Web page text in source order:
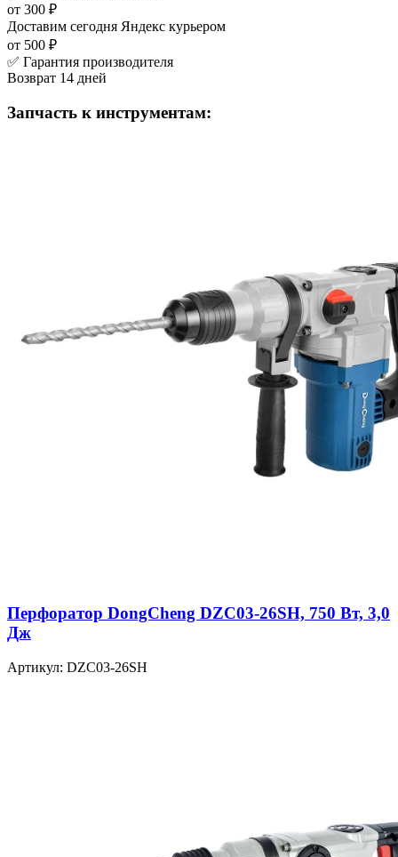
от 300 ₽
Доставим сегодня Яндекс курьером
от 500 ₽
✅ Гарантия производителя
Возврат 14 дней
Запчасть к инструментам:
Перфоратор DongCheng DZC03-26SH, 750 Вт, 3,0
Дж
Артикул: DZC03-26SH